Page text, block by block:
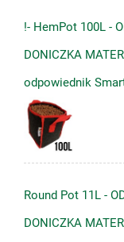
!- HemPot 100L -
DONICZKA
odpowiednik
Round Pot 11L -
DONICZKA